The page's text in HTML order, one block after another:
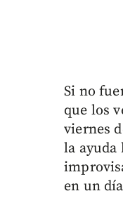
Si no
que los
viernes
la ayuda
en un